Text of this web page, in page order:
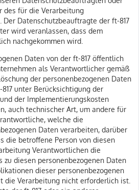
des für die Verarbeitung
Datenschutzbeauftragte der ft-817
wird veranlassen, dass dem
nachgekommen wird.
Daten von der ft-817 öffentlich
als Verantwortlicher gemäß
der personenbezogenen Daten
unter Berücksichtigung der
der Implementierungskosten
auch technischer Art, um andere für
welche die
Daten verarbeiten, darüber
die betroffene Person von diesen
Verantwortlichen die
zu diesen personenbezogenen Daten
dieser personenbezogenen
die Verarbeitung nicht erforderlich ist.